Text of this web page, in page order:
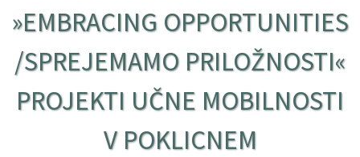
»EMBRACING OPPORTUNITIES
/SPREJEMAMO PRILOŽNOSTI«
PROJEKTI UČNE MOBILNOSTI
V POKLICNEM